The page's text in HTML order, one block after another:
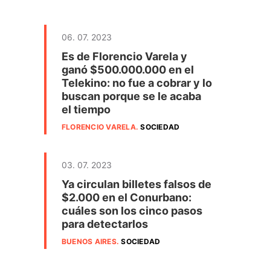
06. 07. 2023
Es de Florencio Varela y
ganó $500.000.000 en el
Telekino: no fue a cobrar y lo
buscan porque se le acaba
el tiempo
FLORENCIO VARELA.SOCIEDAD
03. 07. 2023
Ya circulan billetes falsos de
$2.000 en el Conurbano:
cuáles son los cinco pasos
para detectarlos
BUENOS AIRES.SOCIEDAD